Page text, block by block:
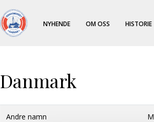
NYHENDE OM OSS HISTORIE
Danmark
Andre namn